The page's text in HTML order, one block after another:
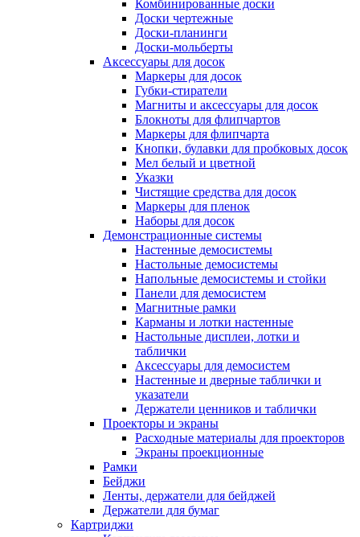
Комбинированные доски
Доски чертежные
Доски-планинги
Доски-мольберты
Аксессуары для досок
Маркеры для досок
Губки-стиратели
Магниты и аксессуары для досок
Блокноты для флипчартов
Маркеры для флипчарта
Кнопки, булавки для пробковых досок
Мел белый и цветной
Указки
Чистящие средства для досок
Маркеры для пленок
Наборы для досок
Демонстрационные системы
Настенные демосистемы
Настольные демосистемы
Напольные демосистемы и стойки
Панели для демосистем
Магнитные рамки
Карманы и лотки настенные
Настольные дисплеи, лотки и
таблички
Аксессуары для демосистем
Настенные и дверные таблички и
указатели
Держатели ценников и таблички
Проекторы и экраны
Расходные материалы для проекторов
Экраны проекционные
Рамки
Бейджи
Ленты, держатели для бейджей
Держатели для бумаг
Картриджи